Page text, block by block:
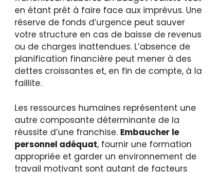
en étant prêt à faire face aux imprévus. Une
réserve de fonds d’urgence peut sauver
votre structure en cas de baisse de revenus
ou de charges inattendues. L’absence de
planification financière peut mener à des
dettes croissantes et, en fin de compte, à la
faillite.
Les ressources humaines représentent une
autre composante déterminante de la
réussite d’une franchise. Embaucher le
personnel adéquat, fournir une formation
appropriée et garder un environnement de
travail motivant sont autant de facteurs